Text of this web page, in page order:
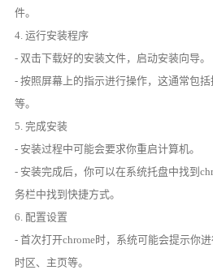
件。
4. 运行安装程序
- 双击下载好的安装文件，启动安装向导。
- 按照屏幕上的指示进行操作，这通常包
等。
5. 完成安装
- 安装过程中可能会要求你重启计算机。
- 安装完成后，你可以在系统托盘中找到
务栏中找到快捷方式。
6. 配置设置
- 首次打开chrome时，系统可能会提示你
时区、主页等。